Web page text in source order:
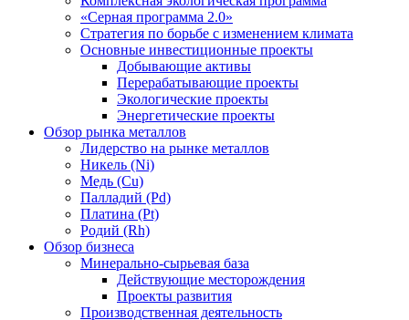
«Серная программа 2.0»
Стратегия по борьбе с изменением климата
Основные инвестиционные проекты
Добывающие активы
Перерабатывающие проекты
Экологические проекты
Энергетические проекты
Обзор рынка металлов
Лидерство на рынке металлов
Никель (Ni)
Медь (Cu)
Палладий (Pd)
Платина (Pt)
Родий (Rh)
Обзор бизнеса
Минерально-сырьевая база
Действующие месторождения
Проекты развития
Производственная деятельность